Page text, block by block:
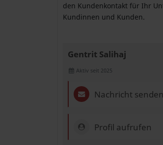
den Kundenkontakt für Ihr
Kundinnen und Kunden.
Gentrit Salihaj
Aktiv seit 2025
Nachricht senden
Profil aufrufen